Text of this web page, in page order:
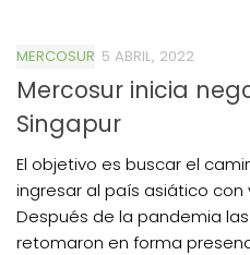
MERCOSUR 5 ABRIL, 2022
Mercosur inicia
Singapur
El objetivo es buscar el
ingresar al país asiático con
Después de la pandemia
retomaron en forma